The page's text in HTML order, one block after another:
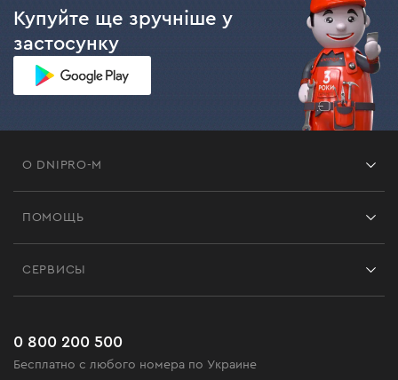
Купуйте ще зручніше у
застосунку
О DNIPRO-M
Черная пятница
ПОМОЩЬ
Часто задаваемые вопросы
СЕРВИСЫ
0 800 200 500
Бесплатно с любого номера по Украине